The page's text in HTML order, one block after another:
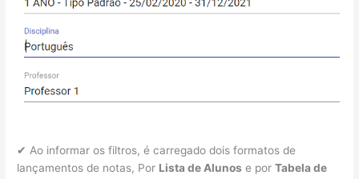
✔ Ao informar os filtros, é carregado dois formatos de
lançamentos de notas, Por Lista de Alunos e porTabela de